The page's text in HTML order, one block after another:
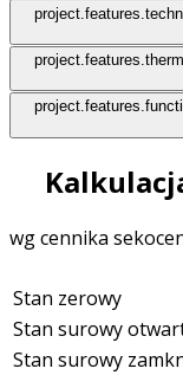
wg cennika
Stan zerowy
Stan surowy
Stan surowy